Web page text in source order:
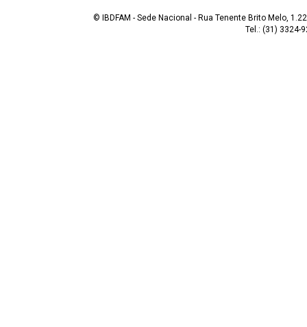
© IBDFAM - Sede Nacional - Rua Tenente Brito Melo,
Tel.: (31) 3324-